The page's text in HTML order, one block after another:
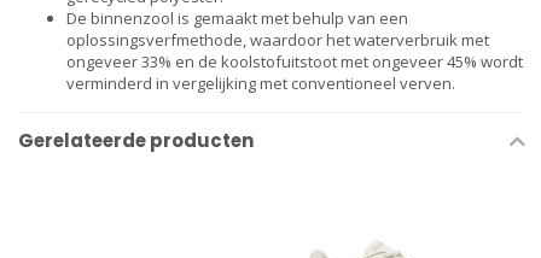
De binnenzool is gemaakt met behulp van een
oplossingsverfmethode, waardoor het waterverbruik met
ongeveer 33% en de koolstofuitstoot met ongeveer 45% wordt
verminderd in vergelijking met conventioneel verven.
Gerelateerde producten